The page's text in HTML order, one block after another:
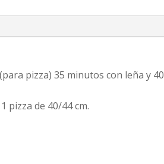
pizza) 35 minutos con leña y 40
pizza de 40/44 cm.